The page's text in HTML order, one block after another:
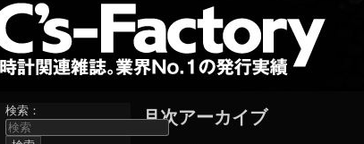
月次アーカイブ
検索：